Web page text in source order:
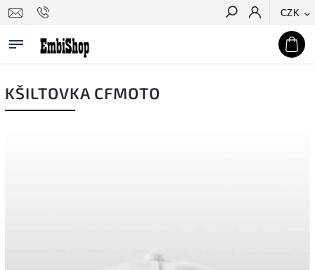
CZK
Hledat
KŠILTOVKA CFMOTO